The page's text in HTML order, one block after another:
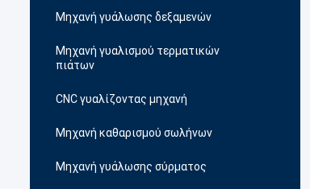
Μηχανή γυάλωσης δεξαμενών
Μηχανή γυαλισμού τερματικών
πιάτων
CNC γυαλίζοντας μηχανή
Μηχανή καθαρισμού σωλήνων
Μηχανή γυάλωσης σύρματος